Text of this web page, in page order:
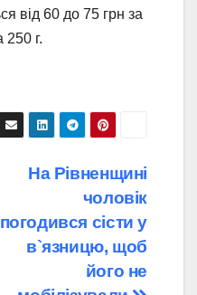
від 60 до 75 грн за
250 г.
На Рівненщині
чоловік
погодився сісти у
в`язницю, щоб
його не